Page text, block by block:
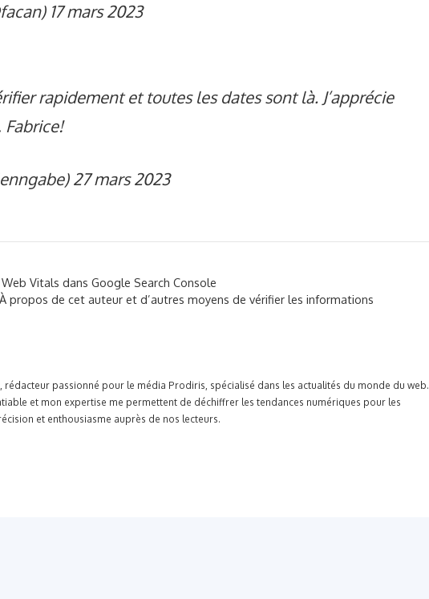
17 mars 2023
rapidement et toutes les dates sont là. J’apprécie
Fabrice!
27 mars 2023
Vitals dans Google Search Console
propos de cet auteur et d’autres moyens de vérifier les informations
rédacteur passionné pour le média Prodiris, spécialisé dans les actualités du monde du web.
et mon expertise me permettent de déchiffrer les tendances numériques pour les
et enthousiasme auprès de nos lecteurs.